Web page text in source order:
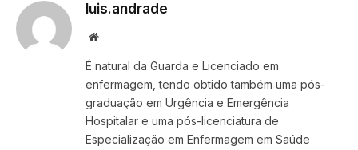
luis.andrade
Website
É natural da Guarda e Licenciado em
enfermagem, tendo obtido também uma pós-
graduação em Urgência e Emergência
Hospitalar e uma pós-licenciatura de
Especialização em Enfermagem em Saúde